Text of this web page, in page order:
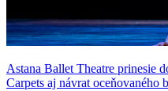
Astana Ballet Theatre prinesie
Carpets aj návrat oceňovaného